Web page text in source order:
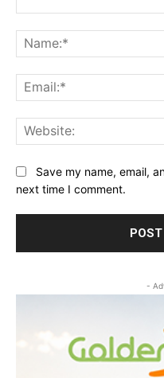
Save my name, email,
next time I comment.
-